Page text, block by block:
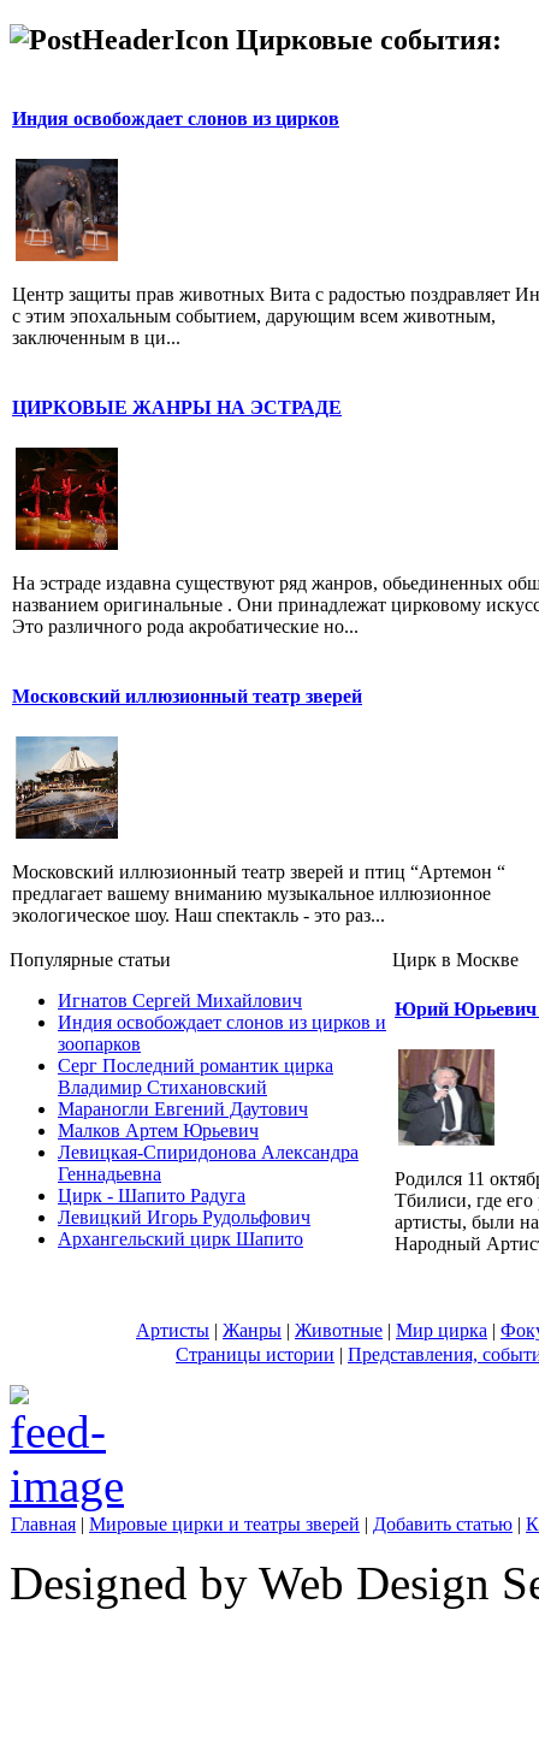
Цирковые события:
Индия освобождает слонов из цирков
Центр защиты прав животных Вита с радостью поздравляет
с этим эпохальным событием, дарующим всем животным,
заключенным в ци...
ЦИРКОВЫЕ ЖАНРЫ НА ЭСТРАДЕ
На эстраде издавна существуют ряд жанров, обьединенных
названием оригинальные . Они принадлежат цирковому
Это различного рода акробатические но...
Московский иллюзионный театр зверей
Московский иллюзионный театр зверей и птиц “Артемон “
предлагает вашему вниманию музыкальное иллюзионное
экологическое шоу. Наш спектакль - это раз...
Популярные cтатьи
Игнатов Сергей Михайлович
Индия освобождает слонов из цирков и
зоопарков
Серг Последний романтик цирка
Владимир Стихановский
Мараногли Евгений Даутович
Малков Артем Юрьевич
Левицкая-Спиридонова Александра
Геннадьевна
Цирк - Шапито Радуга
Левицкий Игорь Рудольфович
Архангельский цирк Шапито
Цирк в Москве
Юрий Юрьевич
Родился 11
Тбилиси, где
артисты, были
Народный
Артисты | Жанры | Животные | Мир цирка |
Страницы истории | Представления,
Главная | Мировые цирки и театры зверей | Добавить статью |
Designed by Web Design